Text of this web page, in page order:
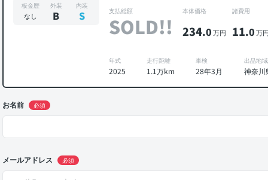
板金歴
なし
外装
B
内装
S 支払総額
SOLD!!
本体価格
234.0万円
諸費用
11.0万円
年式
2025
走行距離
1.1万km
車検
28年3月
出品地域
神奈川
お名前 必須
メールアドレス 必須